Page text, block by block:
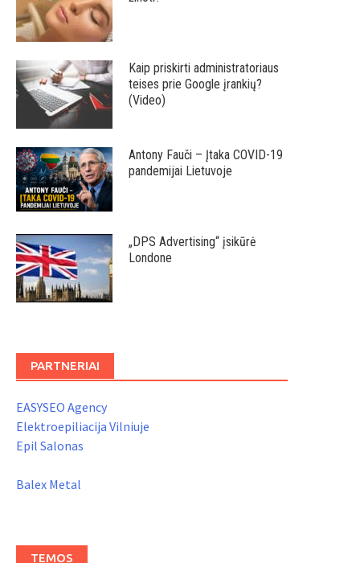
Kaip priskirti administratoriaus
teises prie Google įrankių?
(Video)
Antony Fauči – Įtaka COVID-19
pandemijai Lietuvoje
„DPS Advertising“ įsikūrė
Londone
PARTNERIAI
EASYSEO Agency
Elektroepiliacija Vilniuje
Epil Salonas
Balex Metal
TEMOS